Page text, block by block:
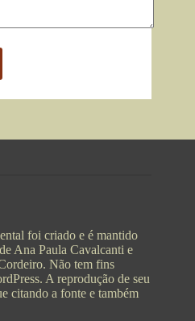
foi criado e é mantido
Ana Paula Cavalcanti e
Não tem fins
A reprodução de seu
citando a fonte e também